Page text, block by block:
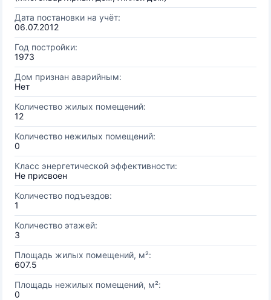
Дата постановки на учёт:
06.07.2012
Год постройки:
1973
Дом признан аварийным:
Нет
Количество жилых помещений:
12
Количество нежилых помещений:
0
Класс энергетической эффективности:
Не присвоен
Количество подъездов:
1
Количество этажей:
3
Площадь жилых помещений, м²:
607.5
Площадь нежилых помещений, м²:
0